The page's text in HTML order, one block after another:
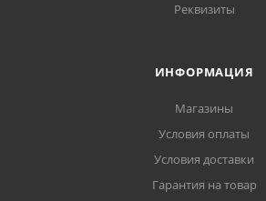
Реквизиты
ИНФОРМАЦИЯ
Магазины
Условия оплаты
Условия доставки
Гарантия на товар